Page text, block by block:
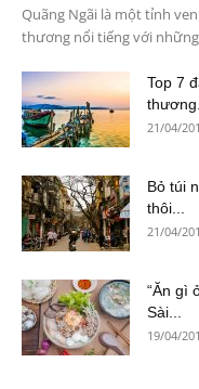
Quãng Ngãi là một tỉnh
thương nổi tiếng với
Top 7
21/04/
Bỏ túi
thôi...
21/04/
“Ăn gì
Sài...
19/04/